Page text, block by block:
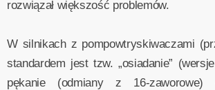
rozwiązał większość problemów.
W silnikach z pompowtryskiwaczami
standardem jest tzw. „osiadanie”
pękanie (odmiany z 16-